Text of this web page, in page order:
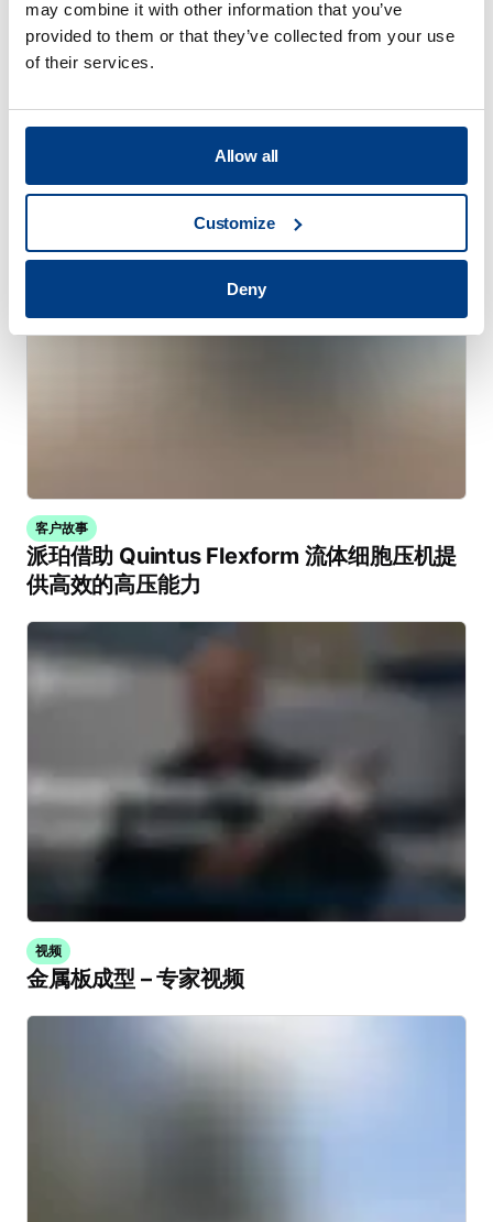
may combine it with other information that you’ve
provided to them or that they’ve collected from your use
of their services.
Allow all
Customize
Deny
客户故事
Quintus 帮助 Trestad 激光公司拓展市场并
客户故事
派珀借助 Quintus Flexform 流体细胞压机提
供高效的高压能力
视频
金属板成型 – 专家视频